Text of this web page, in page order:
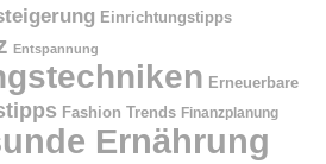
Einrichtungstipps
Entspannung
Erneuerbare
Fashion Trends Finanzplanung
Ernährung